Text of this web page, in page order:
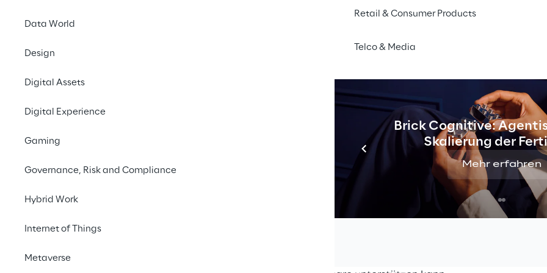
Data World
Design
Digital Assets
Digital Experience
Gaming
Governance, Risk and Compliance
Hybrid Work
Internet of Things
Metaverse
Retail & Consumer Products
Telco & Media
Brick Cognitive:
Skalierung der
Mehr erfahren
Practices für ein effektives, kanalübergreifendes Kundenengagement
Einblick in die Erfahrungen verschiedener Markenanbieter. Zum Ausklang
Treffen Sie vor Ort die Experten von Like Reply und Up Reply. Like Replyist
mit Kompetenzen in den Bereichen
Modeling, Marketing Automation, Lead Management, SEO und Performance
AdTech/MarTech-Projekten und zeigt, wie mit der Kombination von
Commerce-Cloud-Technologien bestmögliche digitale Erlebnisse
Optimierung der
bietet internationalen Kunden ein bewährtes Methodenset bei der